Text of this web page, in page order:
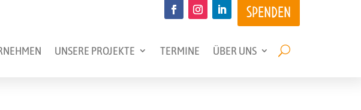
SPENDEN
UNSERE PROJEKTE TERMINE ÜBER UNS